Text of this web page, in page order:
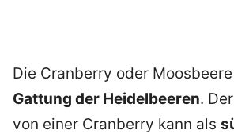
Die Cranberry oder
Gattung der Heidelbeeren.
von einer Cranberry kann als